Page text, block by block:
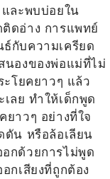
ละพบบ่อยใน
ดอ่าง การแพทย์
กับความเครียด
นองของพ่อแม่ที่ไม่
โยคยาวๆ แล้ว
ลย ทำให้เด็กพูด
าวๆ อย่างที่ใจ
น หรือล้อเลียน
กด้วยการไม่พูด
กเสียงที่ถูกต้อง